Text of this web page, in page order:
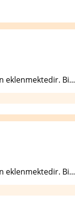
eklenmektedir. Bi...
eklenmektedir. Bi...